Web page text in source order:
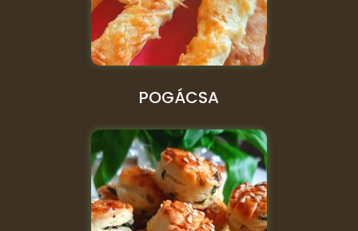
POGÁCSA